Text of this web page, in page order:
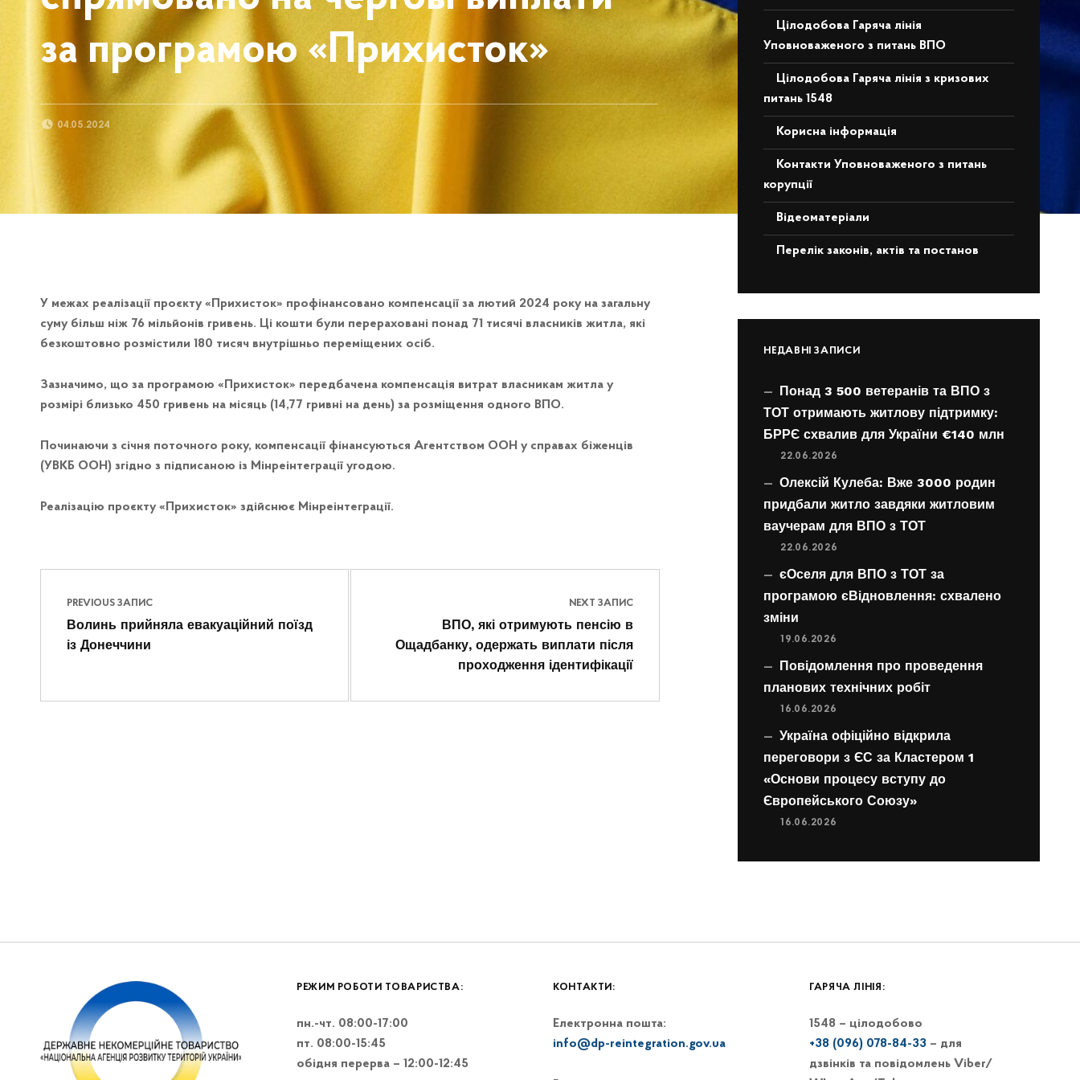
за програмою «Прихисток»
04.05.2024
У межах реалізації проєкту «Прихисток» профінансовано компенсації за лютий 2024 року на загальну
суму більш ніж 76 мільйонів гривень. Ці кошти були перераховані понад 71 тисячі власників житла, які
безкоштовно розмістили 180 тисяч внутрішньо переміщених осіб.
Зазначимо, що за програмою «Прихисток» передбачена компенсація витрат власникам житла у
розмірі близько 450 гривень на місяць (14,77 гривні на день) за розміщення одного ВПО.
Починаючи з січня поточного року, компенсації фінансуються Агентством ООН у справах біженців
(УВКБ ООН) згідно з підписаною із Мінреінтеграції угодою.
Реалізацію проєкту «Прихисток» здійснює Мінреінтеграції.
Skip back to main navigation
Навігація записів
PREVIOUS ЗАПИС
Волинь прийняла евакуаційний поїзд
із Донеччини
NEXT ЗАПИС
ВПО, які отримують пенсію в
Ощадбанку, одержать виплати після
проходження ідентифікації
Цілодобова Гаряча лінія
Уповноваженого з питань ВПО
Цілодобова Гаряча лінія з кризових
питань 1548
Корисна інформація
Контакти Уповноваженого з питань
корупції
Відеоматеріали
Перелік законів, актів та постанов
НЕДАВНІ ЗАПИСИ
Понад 3 500 ветеранів та ВПО з
ТОТ отримають житлову підтримку:
БРРЄ схвалив для України €140 млн
22.06.2026
Олексій Кулеба: Вже 3000 родин
придбали житло завдяки житловим
ваучерам для ВПО з ТОТ
22.06.2026
єОселя для ВПО з ТОТ за
програмою єВідновлення: схвалено
зміни
19.06.2026
Повідомлення про проведення
планових технічних робіт
16.06.2026
Україна офіційно відкрила
переговори з ЄС за Кластером 1
«Основи процесу вступу до
Європейського Союзу»
16.06.2026
РЕЖИМ РОБОТИ ТОВАРИСТВА:
пн.-чт. 08:00-17:00
пт. 08:00-15:45
обідня перерва – 12:00-12:45
КОНТАКТИ:
Електронна пошта:
info@dp-reintegration.gov.ua
ГАРЯЧА ЛІНІЯ:
1548 – цілодобово
+38 (096) 078-84-33 – для
дзвінків та повідомлень Viber/